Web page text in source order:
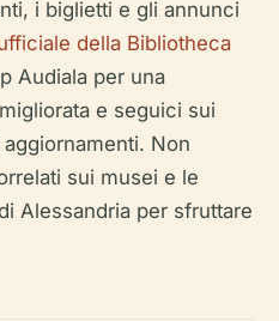
i biglietti e gli annunci
della Bibliotheca
Audiala per una
e seguici sui
Non
sui musei e le
Alessandria per sfruttare